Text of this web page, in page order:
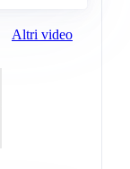
Altri video